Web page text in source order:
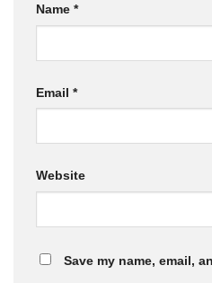
Name *
Email *
Website
Save my name, email,